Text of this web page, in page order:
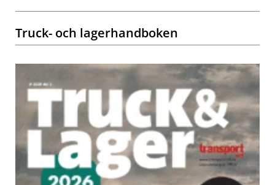
Truck- och lagerhandboken